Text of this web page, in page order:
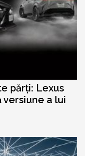
părți: Lexus
a lui